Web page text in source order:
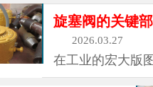
善，继续在各个
要作...
优质密封材料，能够形
封屏障，有效防止介
无论是气体、液体还是
质，旋塞阀都能紧紧锁
2026.03.27
在工业的宏大版
犹如精密的乐章